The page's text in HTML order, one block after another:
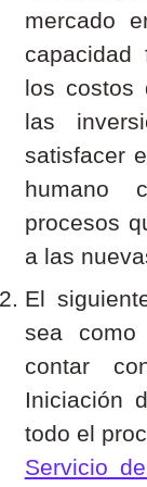
mercado
capacidad
los costos
las
satisfacer
humano
procesos
a las
El
sea
contar
Iniciación
todo el
Servicio